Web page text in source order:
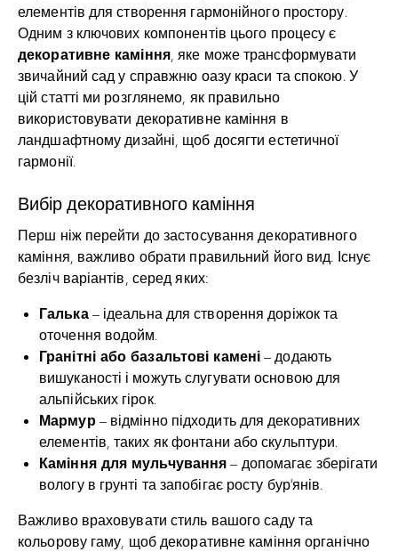
елементів для створення гармонійного простору.
Одним з ключових компонентів цього процесу є
декоративне каміння, яке може трансформувати
звичайний сад у справжню оазу краси та спокою. У
цій статті ми розглянемо, як правильно
використовувати декоративне каміння в
ландшафтному дизайні, щоб досягти естетичної
гармонії.
Вибір декоративного каміння
Перш ніж перейти до застосування декоративного
каміння, важливо обрати правильний його вид. Існує
безліч варіантів, серед яких:
Галька– ідеальна для створення доріжок та
оточення водойм.
Гранітні або базальтові камені – додають
вишуканості і можуть слугувати основою для
альпійських гірок.
Мармур– відмінно підходить для декоративних
елементів, таких як фонтани або скульптури.
Каміння для мульчування – допомагає зберігати
вологу в грунті та запобігає росту бур’янів.
Важливо враховувати стиль вашого саду та
кольорову гаму, щоб декоративне каміння органічно